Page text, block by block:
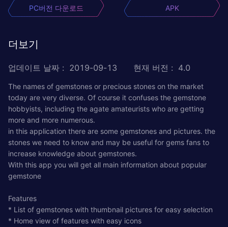
PC버전 다운로드 APK
더보기
업데이트 날짜 : 2019-09-13 현재 버전 : 4.0
The names of gemstones or precious stones on the market
today are very diverse. Of course it confuses the gemstone
hobbyists, including the agate amateurists who are getting
more and more numerous.
in this application there are some gemstones and pictures. the
stones we need to know and may be useful for gems fans to
increase knowledge about gemstones.
With this app you will get all main information about popular
gemstone
Features
* List of gemstones with thumbnail pictures for easy selection
* Home view of features with easy icons